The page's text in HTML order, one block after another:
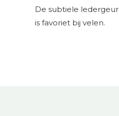
De subtiele ledergeur
is favoriet bij velen.